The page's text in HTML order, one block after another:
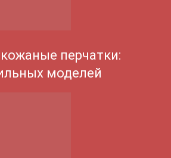
перчатки:
моделей